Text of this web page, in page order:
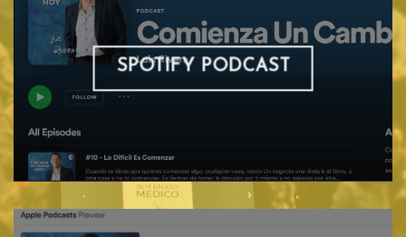
SPOTIFY PODCAST